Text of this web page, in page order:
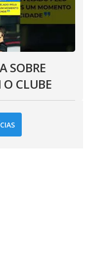
SOBRE
CLUBE